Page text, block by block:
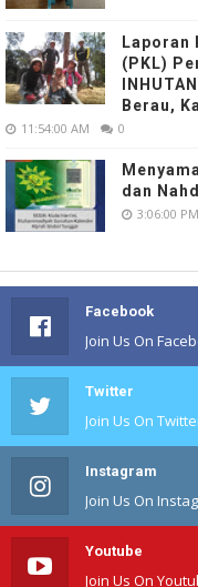
Laporan
(PKL)
Berau,
11:54:00 AM 0
dan
3:06:00 PM
Facebook
Join Us On
Twitter
Join Us On
Instagram
Join Us On
Youtube
Join Us On